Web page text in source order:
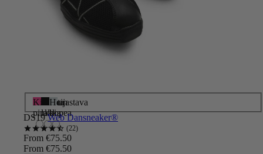
Kirkkaan
pinkki
Musta
lakka
Heijastava
hopea
DS19 Web Dansneaker®
22
From €75.50
From €75.50